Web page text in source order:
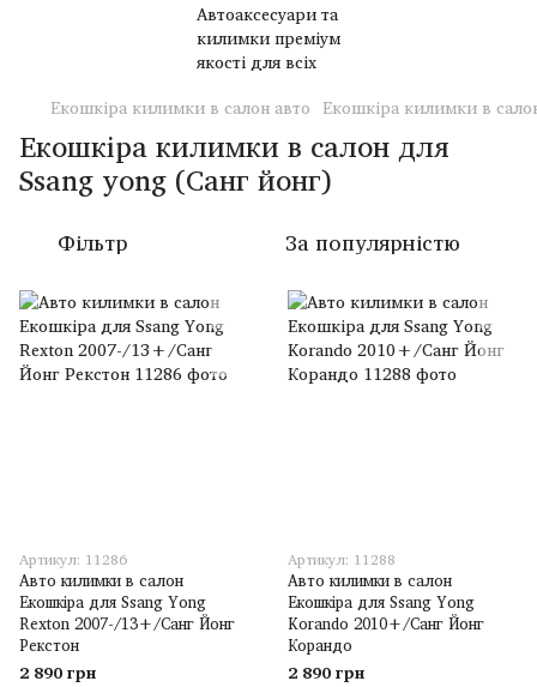
Екошкіра килимки в салон авто Екошкіра килимки в
Екошкіра килимки в салон для
Ssang yong (Санг йонг)
Фільтр За популярністю
Артикул: 11286
Авто килимки в салон
Екошкіра для Ssang Yong
Rexton 2007-/13+/Санг Йонг
Рекстон
2 890 грн
Артикул: 11288
Авто килимки в салон
Екошкіра для Ssang Yong
Korando 2010+/Санг Йонг
Корандо
2 890 грн